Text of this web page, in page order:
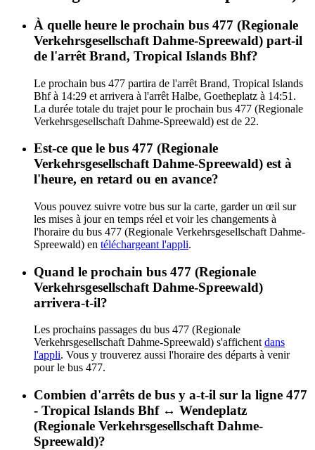
À quelle heure le prochain bus 477 (Regionale
Verkehrsgesellschaft Dahme-Spreewald) part-il
de l'arrêt Brand, Tropical Islands Bhf?
Le prochain bus 477 partira de l'arrêt Brand, Tropical Islands
Bhf à 14:29 et arrivera à l'arrêt Halbe, Goetheplatz à 14:51.
La durée totale du trajet pour le prochain bus 477 (Regionale
Verkehrsgesellschaft Dahme-Spreewald) est de 22.
Est-ce que le bus 477 (Regionale
Verkehrsgesellschaft Dahme-Spreewald) est à
l'heure, en retard ou en avance?
Vous pouvez suivre votre bus sur la carte, garder un œil sur
les mises à jour en temps réel et voir les changements à
l'horaire du bus 477 (Regionale Verkehrsgesellschaft Dahme-
Spreewald) en téléchargeant l'appli.
Quand le prochain bus 477 (Regionale
Verkehrsgesellschaft Dahme-Spreewald)
arrivera-t-il?
Les prochains passages du bus 477 (Regionale
Verkehrsgesellschaft Dahme-Spreewald) s'affichent dans
l'appli. Vous y trouverez aussi l'horaire des départs à venir
pour le bus 477.
Combien d'arrêts de bus y a-t-il sur la ligne 477
- Tropical Islands Bhf ↔︎ Wendeplatz
(Regionale Verkehrsgesellschaft Dahme-
Spreewald)?